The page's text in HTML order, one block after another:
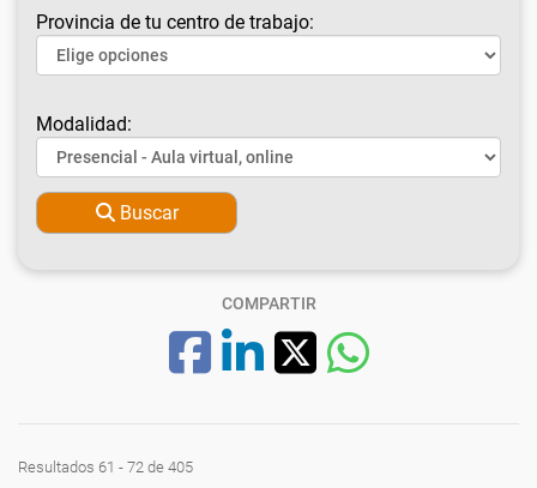
Provincia de tu centro de trabajo:
Modalidad:
Buscar
COMPARTIR
Resultados 61 - 72 de 405